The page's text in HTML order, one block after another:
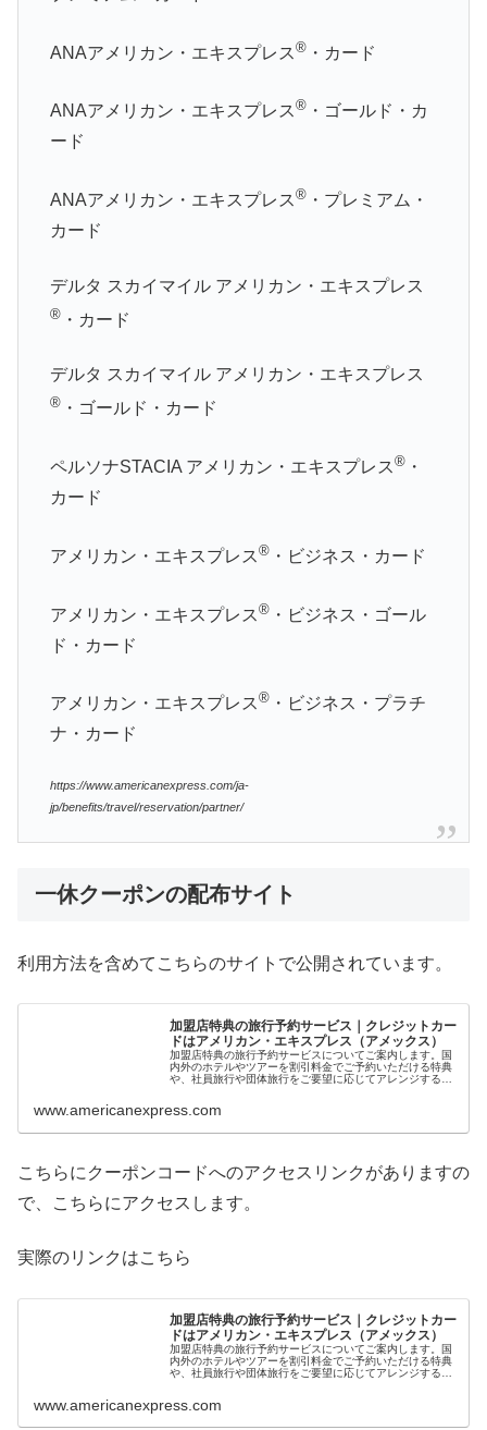
ANAアメリカン・エキスプレス®・カード
ANAアメリカン・エキスプレス®・ゴールド・カ
ード
ANAアメリカン・エキスプレス®・プレミアム・
カード
デルタ スカイマイル アメリカン・エキスプレス
®・カード
デルタ スカイマイル アメリカン・エキスプレス
®・ゴールド・カード
ペルソナSTACIA アメリカン・エキスプレス®・
カード
アメリカン・エキスプレス®・ビジネス・カード
アメリカン・エキスプレス®・ビジネス・ゴール
ド・カード
アメリカン・エキスプレス®・ビジネス・プラチ
ナ・カード
https://www.americanexpress.com/ja-
jp/benefits/travel/reservation/partner/
一休クーポンの配布サイト
利用方法を含めてこちらのサイトで公開されています。
加盟店特典の旅行予約サービス｜クレジットカー
ドはアメリカン・エキスプレス（アメックス）
加盟店特典の旅行予約サービスについてご案内します。国
内外のホテルやツアーを割引料金でご予約いただける特典
や、社員旅行や団体旅行をご要望に応じてアレンジするサ
www.americanexpress.com
こちらにクーポンコードへのアクセスリンクがありますの
で、こちらにアクセスします。
実際のリンクはこちら
加盟店特典の旅行予約サービス｜クレジットカー
ドはアメリカン・エキスプレス（アメックス）
加盟店特典の旅行予約サービスについてご案内します。国
内外のホテルやツアーを割引料金でご予約いただける特典
や、社員旅行や団体旅行をご要望に応じてアレンジするサ
www.americanexpress.com